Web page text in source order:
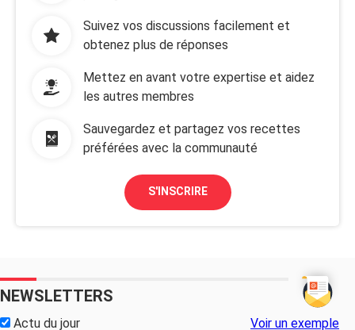
Suivez vos discussions facilement et
obtenez plus de réponses
Mettez en avant votre expertise et aidez
les autres membres
Sauvegardez et partagez vos recettes
préférées avec la communauté
S'INSCRIRE
NEWSLETTERS
Actu du jour Voir un exemple